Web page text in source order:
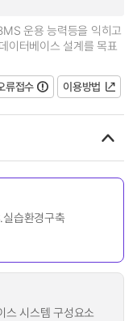
운용 능력등을 익히고
이터베이스 설계를 목표
류접수
이용방법
습환경구축
스 시스템 구성요소